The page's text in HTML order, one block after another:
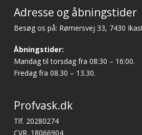
Adresse og åbningstider
Besøg os på: Rømersvej 33, 7430
Åbningstider:
Mandag til torsdag fra 08:30 – 16:00.
Fredag fra 08.30 – 13.30.
Profvask.dk
Tlf. 20280274
CVR. 18066904